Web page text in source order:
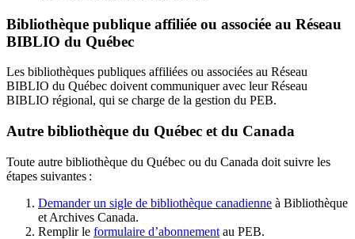
Bibliothèque publique affiliée ou associée au Réseau
BIBLIO du Québec
Les bibliothèques publiques affiliées ou associées au Réseau
BIBLIO du Québec doivent communiquer avec leur Réseau
BIBLIO régional, qui se charge de la gestion du PEB.
Autre bibliothèque du Québec et du Canada
Toute autre bibliothèque du Québec ou du Canada doit suivre les
étapes suivantes :
Demander un sigle de bibliothèque canadienne à Bibliothèque
et Archives Canada.
Remplir le formulaire d’abonnement au PEB.